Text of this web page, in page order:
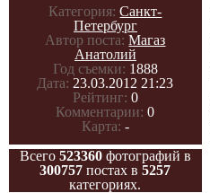
Категория: Санкт-
Петербург
Автор поста: Магаз
Анатолий
Год съемки: 1888
Дата: 23.03.2012 21:23
Рейтинг: 0
Комментарии: 0
Карта: -
Всего 523360 фотографий в
300757 постах в5257
категориях.